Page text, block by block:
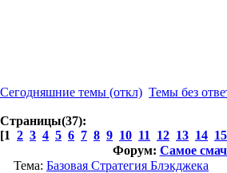
Сегодняшние темы (откл) Темы без
Страницы(37):
[1 2 3 4 5 6 7 8 9 10 11 12 13 14 15
Форум: Самое
Тема: Базовая Стратегия Блэкджека